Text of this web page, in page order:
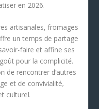
en 2026.
artisanales, fromages
un temps de partage
faire et affine ses
pour la complicité.
de rencontrer d’autres
et de convivialité,
culturel.